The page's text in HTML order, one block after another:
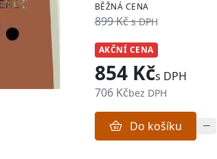
BĚŽNÁ CENA
899 Kč s DPH
AKČNÍ CENA
854 Kčs DPH
706 Kčbez DPH
Do košíku